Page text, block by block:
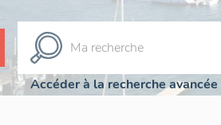
Accéder à la recherche avancée